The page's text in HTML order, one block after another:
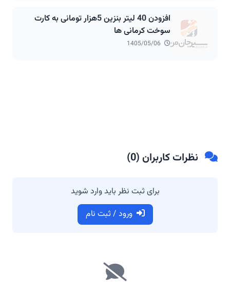
افزودن 40 لیتر بنزین 5هزار تومانی به کارت
سوخت کرمانی ها
نظرات کاربران (0
)
برای ثبت نظر باید وارد شوید
ورود / ثبت نام